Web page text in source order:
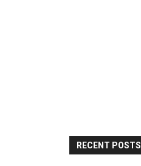
RECENT POSTS